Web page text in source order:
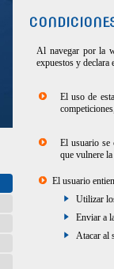
Al navegar por la
expuestos y declara
El uso de
El usuario se
que vulnere
El usuario
Utilizar
Enviar a
Atacar al